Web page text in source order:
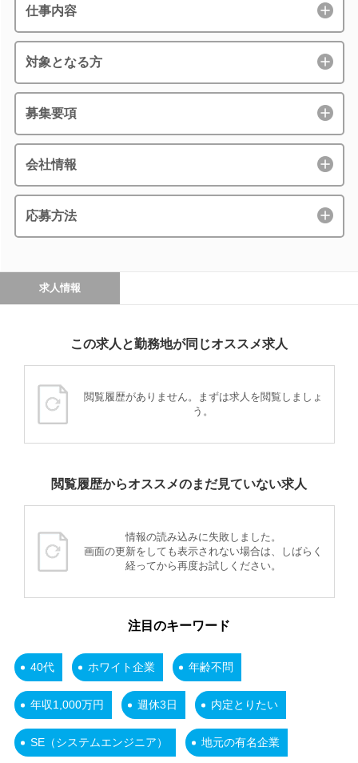
仕事内容
対象となる方
募集要項
会社情報
応募方法
求人情報
この求人と勤務地が同じオススメ求人
閲覧履歴がありません。まずは求人を閲覧しましょ
う。
閲覧履歴からオススメのまだ見ていない求人
情報の読み込みに失敗しました。
画面の更新をしても表示されない場合は、しばらく
経ってから再度お試しください。
注目のキーワード
40代 ホワイト企業 年齢不問
年収1,000万円 週休3日 内定とりたい
SE（システムエンジニア） 地元の有名企業